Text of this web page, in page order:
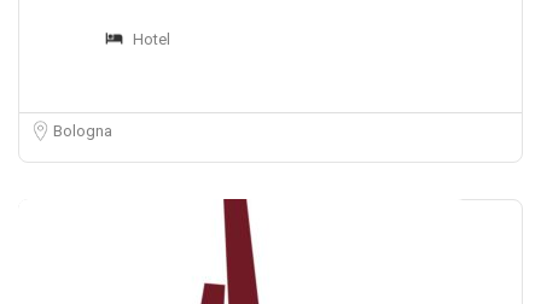
Hotel
Bologna